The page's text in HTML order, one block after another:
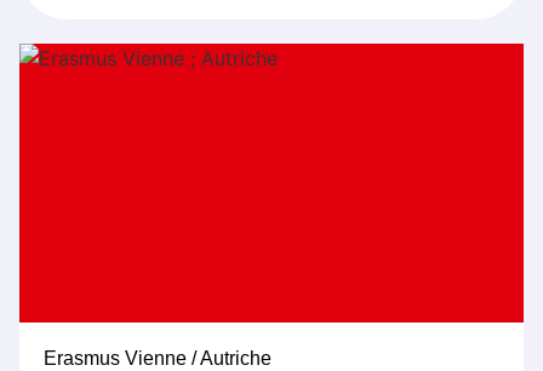
Erasmus Vienne / Autriche